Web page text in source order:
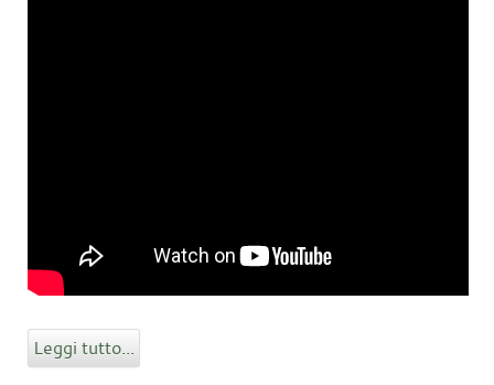
Leggi tutto...